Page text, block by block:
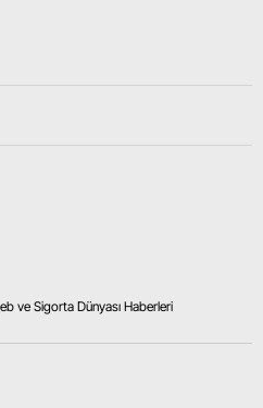
ve Sigorta Dünyası Haberleri